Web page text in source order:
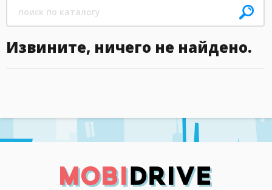
Извините, ничего не найдено.